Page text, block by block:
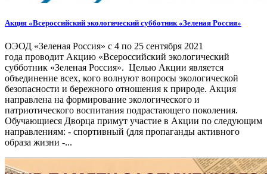
Акция «Всероссийский экологический субботник «Зеленая Россия»
ОЭОД «Зеленая Россия» с 4 по 25 сентября 2021
года проводит Акцию «Всероссийский экологический
субботник «Зеленая Россия». Целью Акции является
объединение всех, кого волнуют вопросы экологической
безопасности и бережного отношения к природе. Акция
направлена на формирование экологического и
патриотического воспитания подрастающего поколения.
Обучающиеся Дворца примут участие в Акции по следующим
направлениям: - спортивный (для пропаганды активного
образа жизни -...